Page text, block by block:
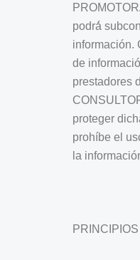
podrá́
información.
de
prestadores
proteger
prohíbe el
la